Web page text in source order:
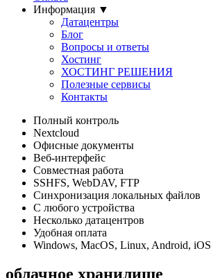
Информация ▼
Датацентры
Блог
Вопросы и ответы
Хостинг
ХОСТИНГ РЕШЕНИЯ
Полезные сервисы
Контакты
Полный контроль
Nextcloud
Офисные документы
Веб-интерфейс
Совместная работа
SSHFS, WebDAV, FTP
Синхронизация локальных файлов
С любого устройства
Несколько датацентров
Удобная оплата
Windows, MacOS, Linux, Android, iOS
облачное хранилище